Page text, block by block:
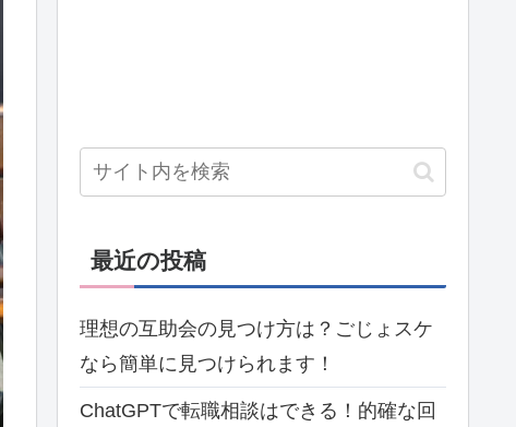
最近の投稿
理想の互助会の見つけ方は？ごじょスケ
なら簡単に見つけられます！
ChatGPTで転職相談はできる！的確な回